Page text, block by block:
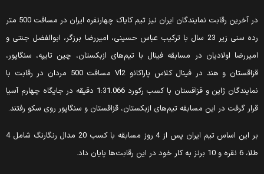
در آخرین رقابت نمایندگان ایران نیز تیم کایاک چهارنفره ایران در مسافت 500 متر
رده سنی زیر 23 سال با ترکیب عباس حسینی، امیررضا برزگر، ابوالفضل جنتی و
اولادیان در مسابقه فینال با تیم‌های ازبکستان، چین تایپه، سنگاپور،
قزاقستان و هند در فینال کلاس پاراکانو Vl2 مسافت 500 مردان در رقابت با
نمایندگان ژاپن و قزاقستان با کسب رکورد 1:31.066 دقیقه در جایگاه چهارم آسیا
گرفت در این مسابقه تیم‌های ازبکستان، قزاقستان و سنگاپور روی سکو رفتند.
بر این اساس تیم ایران پس از 4 روز مسابقه با کسب 20 مدال رنگارنگ شامل 4
و 10 برنز به کار خود در این رقابت‌ها پایان داد.